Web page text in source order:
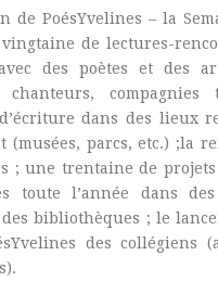
de PoésYvelines – la
de lectures-
des poètes et des
chanteurs,
dans des lieux
(musées, parcs, etc.) ;la
; une trentaine de
toute l’année dans
bibliothèques ; le
des collégiens